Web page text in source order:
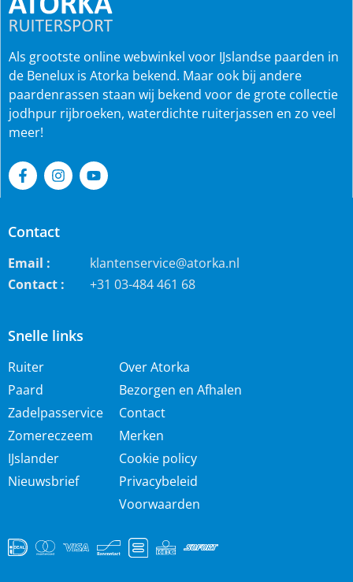
Snelle links
Ruiter
Paard
Zadelpasservice
Zomereczeem
IJslander
Nieuwsbrief
Over Atorka
Bezorgen en Afhalen
Contact
Merken
Cookie policy
Privacybeleid
Voorwaarden
Als grootste online webwinkel voor IJslandse paarden in
de Benelux is Atorka bekend. Maar ook bij andere
paardenrassen staan wij bekend voor de grote collectie
jodhpur rijbroeken, waterdichte ruiterjassen en zo veel
meer!
Contact
Email :
klantenservice@atorka.nl
Contact :
+31 03-484 461 68